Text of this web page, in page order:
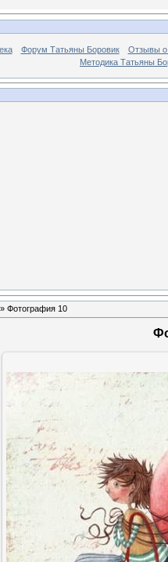
Форум Татьяны Боровик
Отзывы о
Методика Татьяны
» Фотография 10